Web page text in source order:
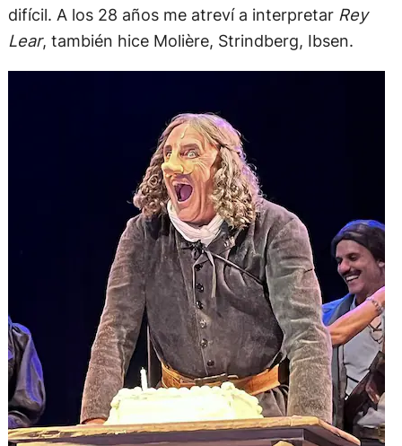
difícil. A los 28 años me atreví a interpretar Rey
Lear, también hice Molière, Strindberg, Ibsen.